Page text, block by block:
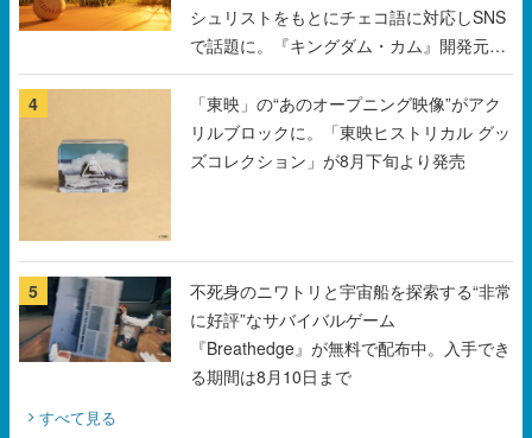
4
「東映」の“あのオープニング映像”がアク
リルブロックに。「東映ヒストリカル グッ
ズコレクション」が8月下旬より発売
『Breathedge』が無料で配布中。入手でき
る期間は8月10日まで
すべて見る